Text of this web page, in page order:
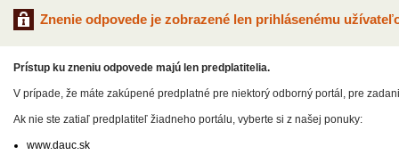
Znenie odpovede je zobrazené len prihlásenému
Prístup ku zneniu odpovede majú len predplatitelia.
V prípade, že máte zakúpené predplatné pre niektorý odborný portál, pre
Ak nie ste zatiaľ predplatiteľ žiadneho portálu, vyberte si z našej ponuky:
www.dauc.sk